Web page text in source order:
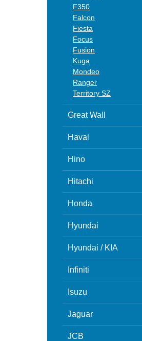
F350
Falcon
Fiesta
Focus
Fusion
Kuga
Mondeo
Ranger
Territory SZ
Great Wall
Haval
Hino
Hitachi
Honda
Hyundai
Hyundai / KIA
Infiniti
Isuzu
Jaguar
JCB